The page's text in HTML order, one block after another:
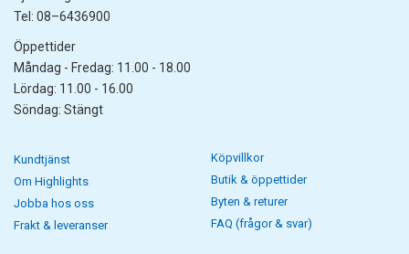
Tel: 08–6436900
Öppettider
Måndag - Fredag: 11.00 - 18.00
Lördag: 11.00 - 16.00
Söndag: Stängt
Kundtjänst
Om Highlights
Jobba hos oss
Frakt & leveranser
Köpvillkor
Butik & öppettider
Byten & returer
FAQ (frågor & svar)